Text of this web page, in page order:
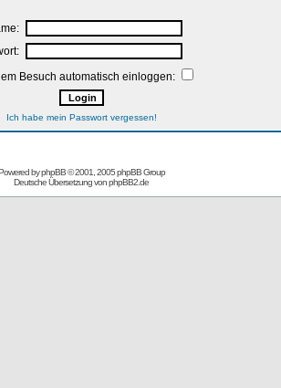
Besuch automatisch einloggen:
Ich habe mein Passwort vergessen!
byphpBB© 2001, 2005 phpBB Group
Deutsche Übersetzung vonphpBB2.de